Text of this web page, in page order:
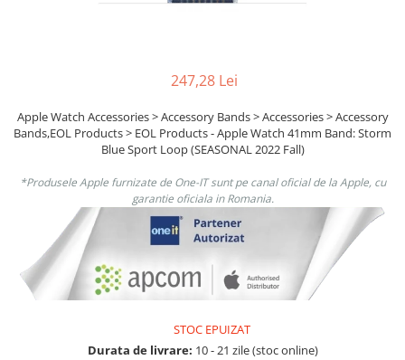
Microfoane & Casti Gaming
Scaune Gaming
Tastaturi Gaming
Card Reader
Periferice PC
Camere Web
Adaptoare
Boxe
247,28 Lei
Apple Watch Accessories > Accessory Bands > Accessories > Accessory
Bands,EOL Products > EOL Products - Apple Watch 41mm Band: Storm
Blue Sport Loop (SEASONAL 2022 Fall)
*Produsele Apple furnizate de One-IT sunt pe canal oficial de la Apple, cu
garantie oficiala in Romania.
STOC EPUIZAT
Durata de livrare: 10 - 21 zile (stoc online)